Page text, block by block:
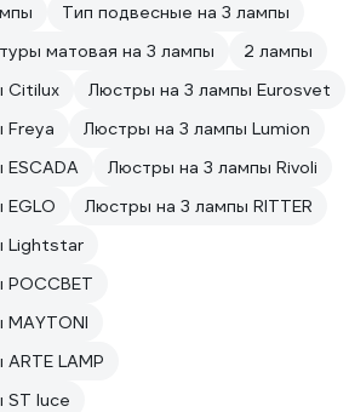
Тип подвесные на 3 лампы
матовая на 3 лампы
2 лампы
Citilux
Люстры на 3 лампы Eurosvet
Freya
Люстры на 3 лампы Lumion
Люстры на 3 лампы Rivoli
Люстры на 3 лампы RITTER
Lightstar
РОССВЕТ
LAMP
ST luce